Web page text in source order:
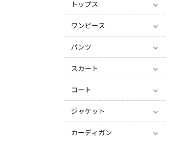
トップス
ワンピース
パンツ
スカート
コート
ジャケット
カーディガン